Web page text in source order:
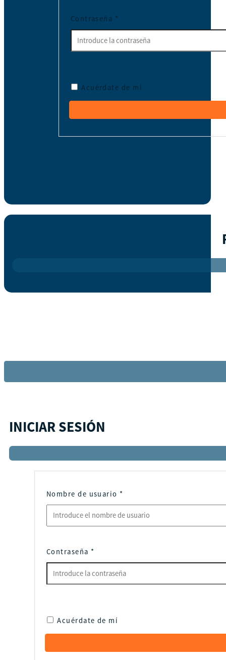
Contraseña *
Acuérdate de mí
INICIAR SESIÓN
Nombre de usuario *
Contraseña *
Acuérdate de mí